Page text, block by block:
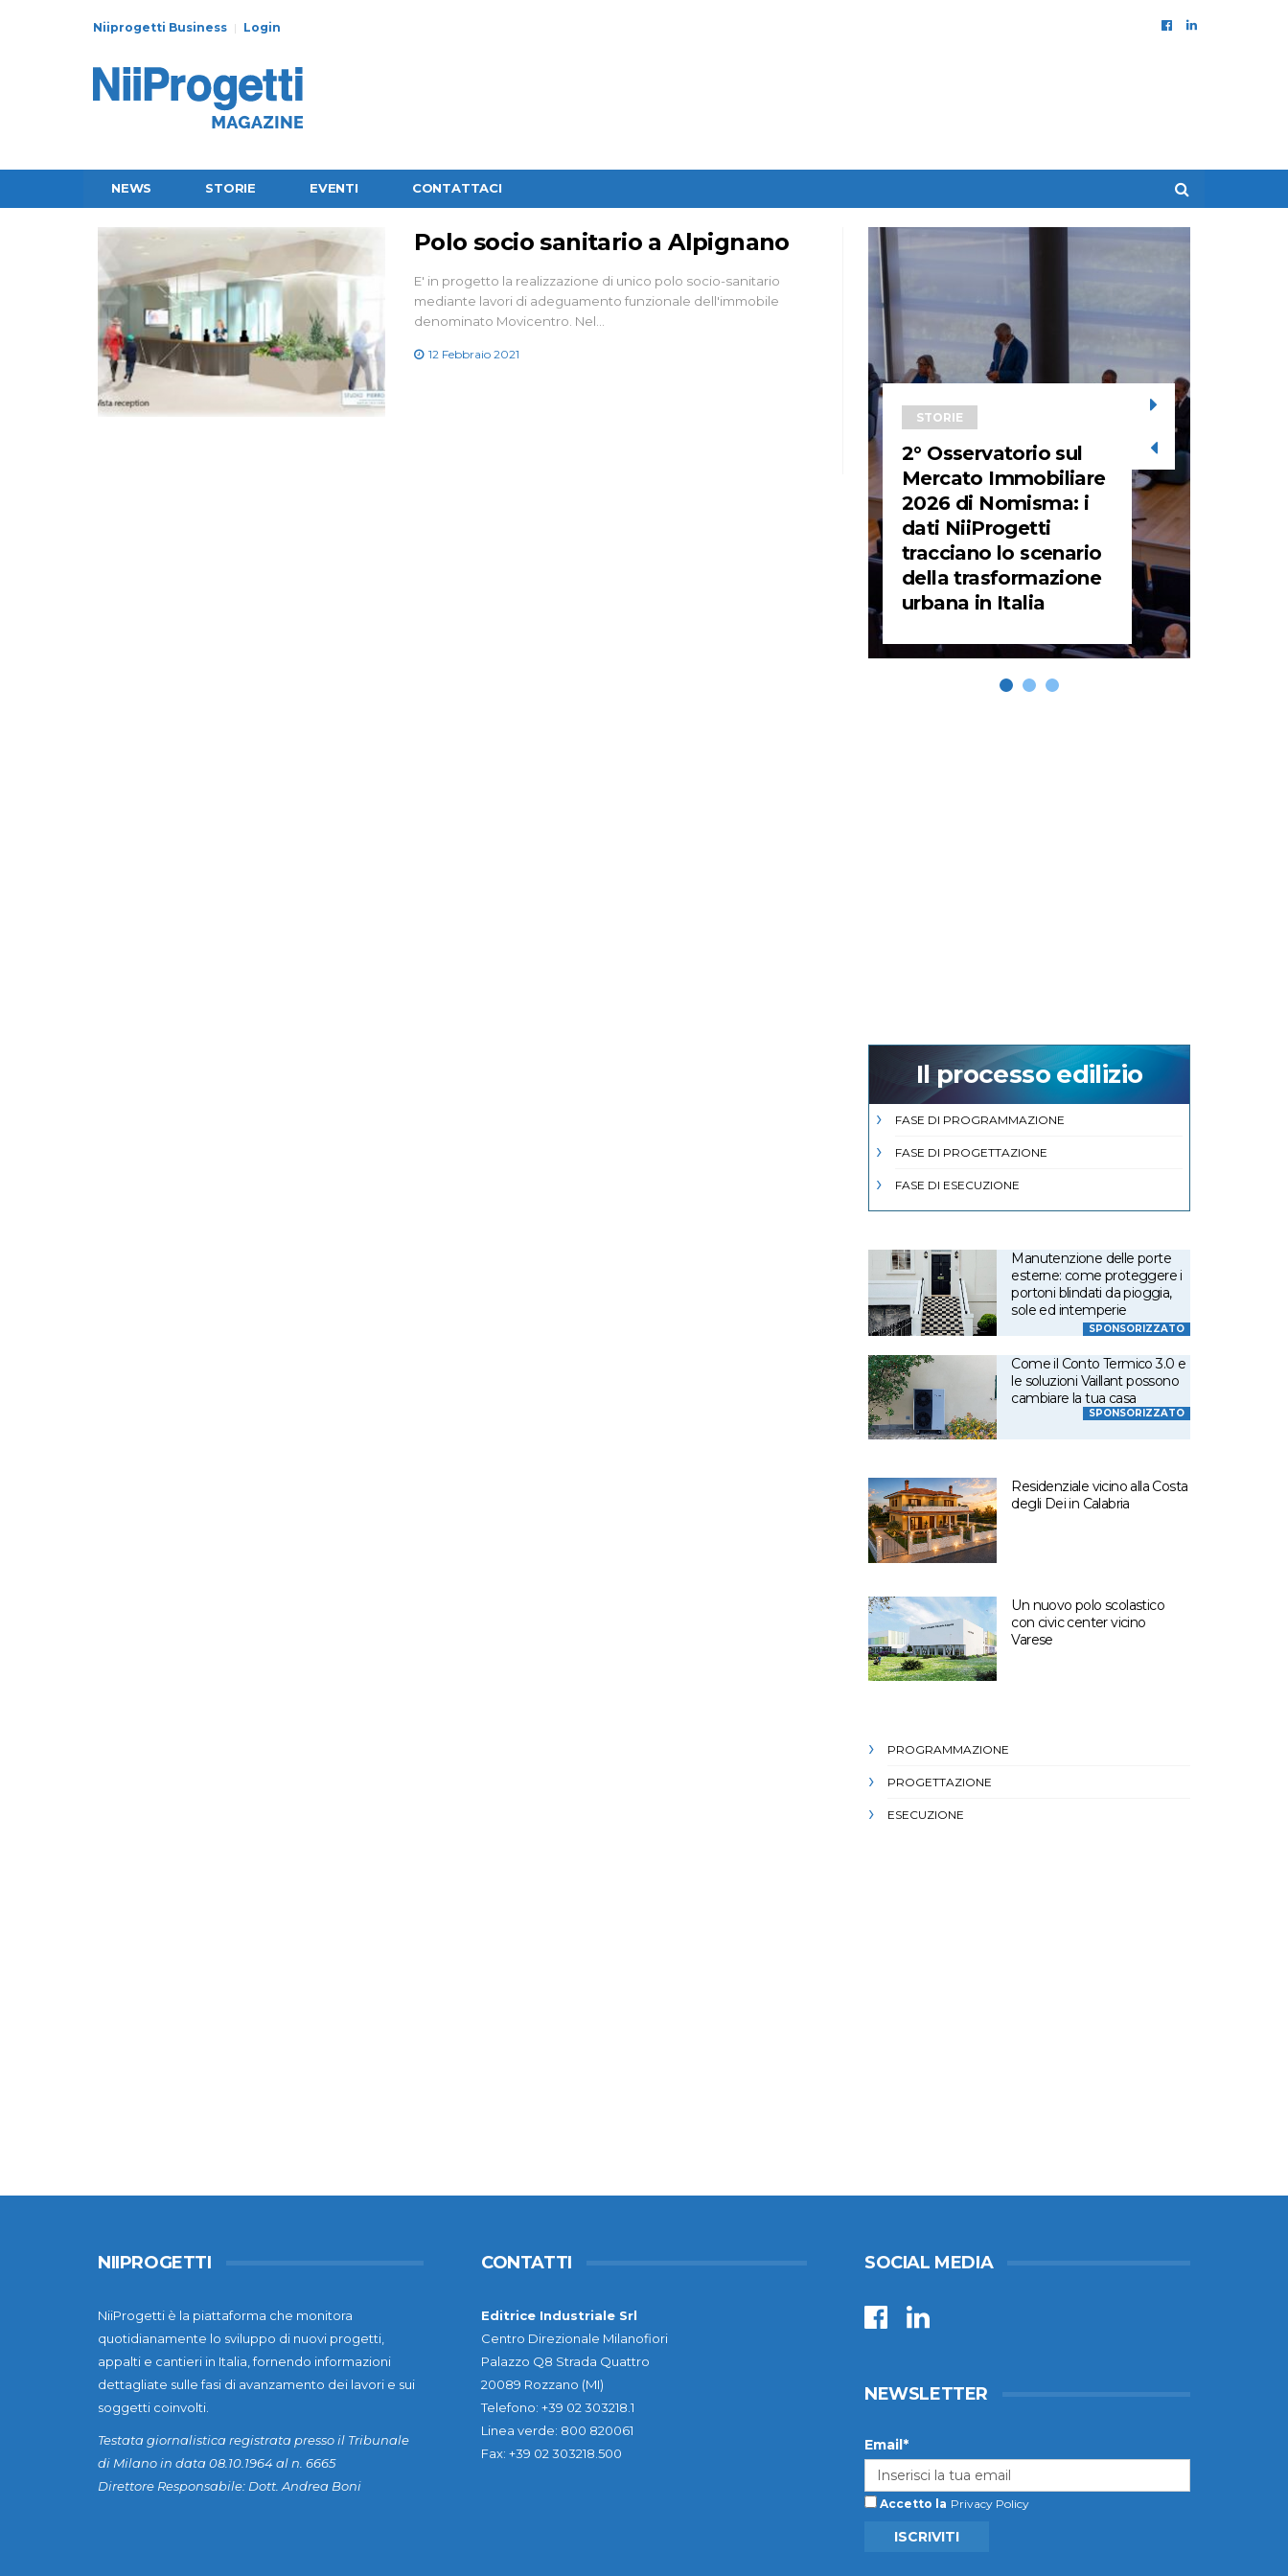
Niiprogetti Business Login
NEWS STORIE EVENTI CONTATTACI
Polo socio sanitario a Alpignano
E' in progetto la realizzazione di unico polo socio-sanitario
mediante lavori di adeguamento funzionale dell'immobile
denominato Movicentro. Nel…
12 Febbraio 2021
STORIE
2° Osservatorio sul
Mercato Immobiliare
2026 di Nomisma: i
dati NiiProgetti
tracciano lo scenario
della trasformazione
urbana in Italia
Il processo edilizio
FASE DI PROGRAMMAZIONE
FASE DI PROGETTAZIONE
FASE DI ESECUZIONE
Manutenzione delle porte
esterne: come proteggere i
portoni blindati da pioggia,
sole ed intemperie
SPONSORIZZATO
Come il Conto Termico 3.0 e
le soluzioni Vaillant possono
cambiare la tua casa
SPONSORIZZATO
Residenziale vicino alla Costa
degli Dei in Calabria
Un nuovo polo scolastico
con civic center vicino
Varese
PROGRAMMAZIONE
PROGETTAZIONE
ESECUZIONE
NIIPROGETTI
NiiProgetti è la piattaforma che monitora
quotidianamente lo sviluppo di nuovi progetti,
appalti e cantieri in Italia, fornendo informazioni
dettagliate sulle fasi di avanzamento dei lavori e sui
soggetti coinvolti.
Testata giornalistica registrata presso il Tribunale
di Milano in data 08.10.1964 al n. 6665
Direttore Responsabile: Dott. Andrea Boni
CONTATTI
Editrice Industriale Srl
Centro Direzionale Milanofiori
Palazzo Q8 Strada Quattro
20089 Rozzano (MI)
Telefono: +39 02 303218.1
Linea verde: 800 820061
Fax: +39 02 303218.500
SOCIAL MEDIA
NEWSLETTER
Email*
Accetto la Privacy Policy
ISCRIVITI